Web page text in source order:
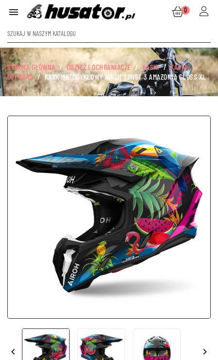
 0
STRONA GŁÓWNA ODZIEŻ I OCHRANIACZE KASKI
KASKI
OFFROAD
KASK MOTOCYKLOWY AIROH TWIST 3 AMAZONIA GLOSS XL
 